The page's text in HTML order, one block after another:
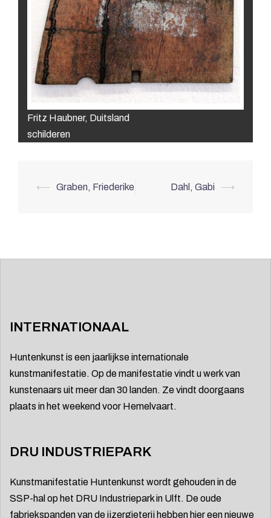
Fritz Haubner, Duitsland
schilderen
Berichtnavigatie
⟵ Graben, Friederike Dahl, Gabi ⟶
INTERNATIONAAL
Huntenkunst is een jaarlijkse internationale
kunstmanifestatie. Op de manifestatie vindt u werk van
kunstenaars uit meer dan 30 landen. Ze vindt doorgaans
plaats in het weekend voor Hemelvaart.
DRU INDUSTRIEPARK
Kunstmanifestatie Huntenkunst wordt gehouden in de
SSP-hal op het DRU Industriepark in Ulft. De oude
fabriekspanden van de ijzergieterij hebben hier een nieuwe